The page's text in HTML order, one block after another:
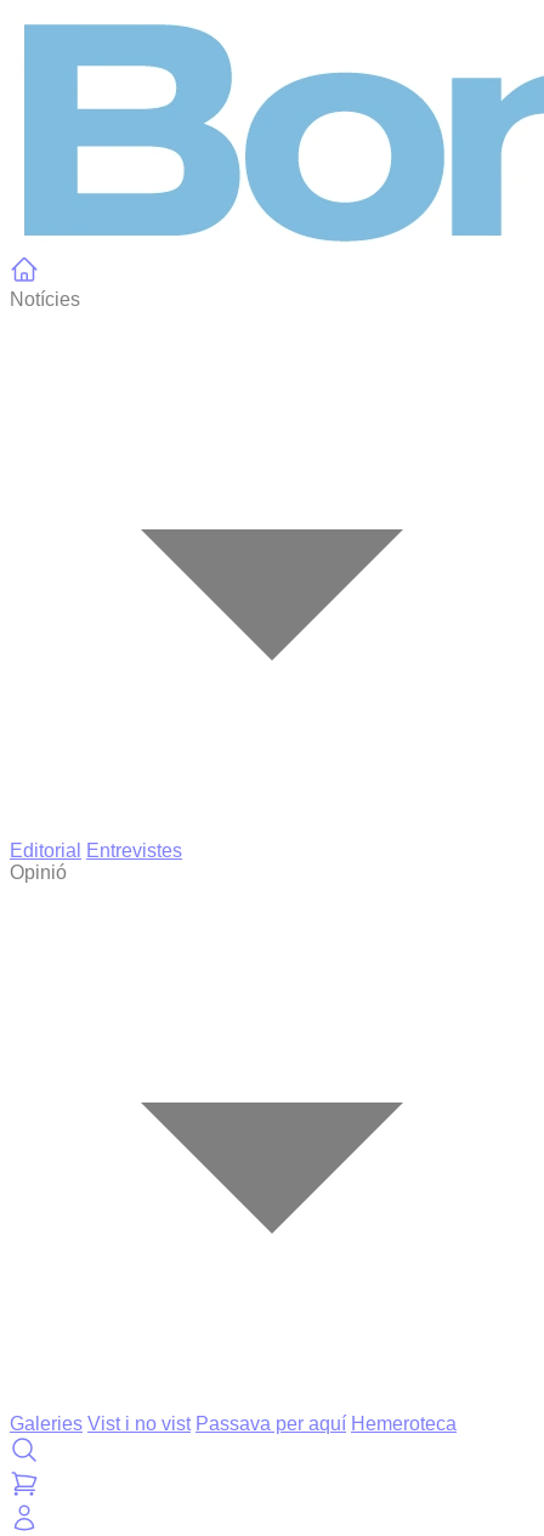
Notícies
Editorial
Entrevistes
Opinió
Galeries Vist i no vist Passava per aquí Hemeroteca